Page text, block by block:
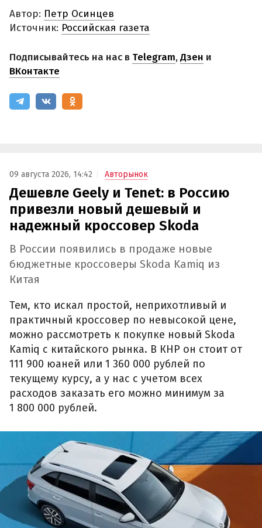
Автор: Петр Осинцев
Источник: Российская газета
Подписывайтесь на нас в Telegram,Дзен и
ВКонтакте
09 августа 2026, 14:42 Авторынок
Дешевле Geely и Tenet: в Россию
привезли новый дешевый и
надежный кроссовер Skoda
В России появились в продаже новые
бюджетные кроссоверы Skoda Kamiq из
Китая
Тем, кто искал простой, неприхотливый и
практичный кроссовер по невысокой цене,
можно рассмотреть к покупке новый Skoda
Kamiq с китайского рынка. В КНР он стоит от
111 900 юаней или 1 360 000 рублей по
текущему курсу, а у нас с учетом всех
расходов заказать его можно минимум за
1 800 000 рублей.